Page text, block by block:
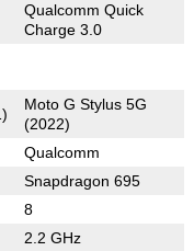
Qualcomm Quick
Charge 3.0
Moto G Stylus 5G
(2022)
Qualcomm
Snapdragon 695
8
2.2 GHz